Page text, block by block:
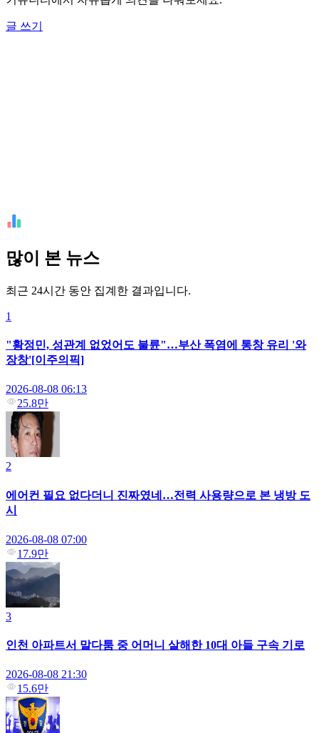
글 쓰기
많이 본 뉴스
최근 24시간 동안 집계한 결과입니다.
1
"황정민, 성관계 없었어도 불륜"…부산 폭염에 통창 유리 '와
장창'[이주의픽]
2026-08-08 06:13
25.8만
2
에어컨 필요 없다더니 진짜였네…전력 사용량으로 본 냉방 도
시
2026-08-08 07:00
17.9만
3
인천 아파트서 말다툼 중 어머니 살해한 10대 아들 구속 기로
2026-08-08 21:30
15.6만